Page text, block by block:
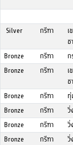
Silver
กรีฑา
เ
ช
Bronze กรีฑา ก
Bronze
กรีฑา
เ
ช
Bronze กรีฑา
Bronze
กรีฑา วิ่
Bronze
กรีฑา วิ่
Bronze
กรีฑา วิ่